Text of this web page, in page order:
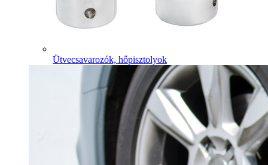
Ütvecsavarozók, hőpisztolyok